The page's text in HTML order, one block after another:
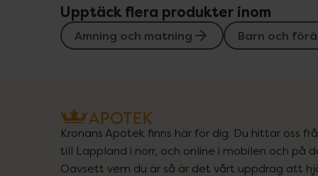
Upptäck flera produkter inom
Amning och matning Barn och
Kronans Apotek finns här för dig. Du hittar oss
till Lappland i norr, och online i mobilen och på
Oavsett vem du är så är det vårt uppdrag att